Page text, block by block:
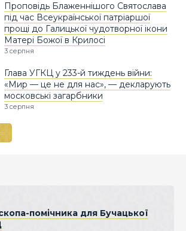
Проповідь Блаженнішого Святослава
під час Всеукраїнської патріаршої
прощі до Галицької чудотворної ікони
Матері Божої в Крилосі
3 серпня
Глава УГКЦ у 233-й тиждень війни:
«Мир — це не для нас», — декларують
московські загарбники
3 серпня
помічника для Бучацької